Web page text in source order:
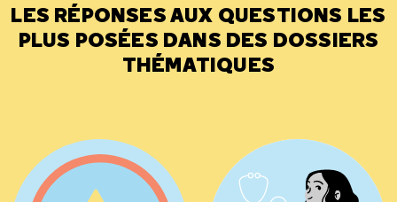
LES RÉPONSES AUX QUESTIONS LES
PLUS POSÉES DANS DES DOSSIERS
THÉMATIQUES